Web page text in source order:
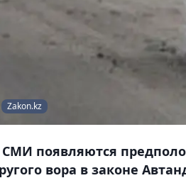
Zakon.kz
появляются
вора в законе